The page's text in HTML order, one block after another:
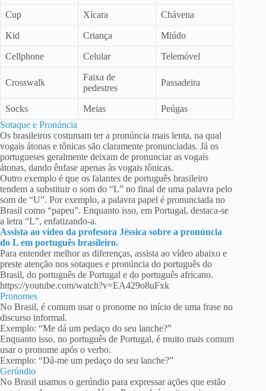
Cup Xícara Chávena
Kid Criança Miúdo
Cellphone Celular Telemóvel
Crosswalk
Faixa de
pedestres
Passadeira
Socks Meias
Peúgas
Sotaque e Pronúncia
Os brasileiros costumam ter a pronúncia mais lenta, na qual
vogais átonas e tônicas são claramente pronunciadas. Já os
portugueses geralmente deixam de pronunciar as vogais
átonas, dando ênfase apenas às vogais tônicas.
Outro exemplo é que os falantes de português brasileiro
tendem a substituir o som do “L” no final de uma palavra pelo
som de “U”. Por exemplo, a palavra papel é pronunciada no
Brasil como “papeu”. Enquanto isso, em Portugal, destaca-se
a letra “L”, enfatizando-a.
Assista ao vídeo da profesora Jéssica sobre a pronúncia
do L em português brasileiro.
Para entender melhor as diferenças, assista ao vídeo abaixo e
preste atenção nos sotaques e pronúncia do português do
Brasil, do português de Portugal e do português africano.
https://youtube.com/watch?v=EA429o8uFxk
Pronomes
No Brasil, é comum usar o pronome no início de uma frase no
discurso informal.
Exemplo: “Me dá um pedaço do seu lanche?”
Enquanto isso, no português de Portugal, é muito mais comum
usar o pronome após o verbo.
Exemplo: “Dá-me um pedaço do seu lanche?”
Gerúndio
No Brasil usamos o gerúndio para expressar ações que estão